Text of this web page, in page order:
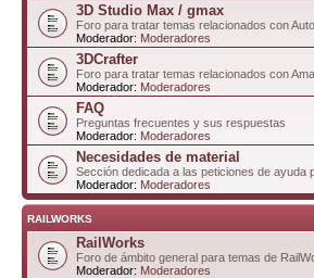
3D Studio Max / gmax
Foro para tratar temas relacionados con
Moderador: Moderadores
3DCrafter
Foro para tratar temas relacionados con
Moderador: Moderadores
FAQ
Preguntas frecuentes y sus respuestas
Moderador: Moderadores
Necesidades de material
Sección dedicada a las peticiones de ayuda
Moderador: Moderadores
RAILWORKS
RailWorks
Foro de ámbito general para temas de
Moderador: Moderadores